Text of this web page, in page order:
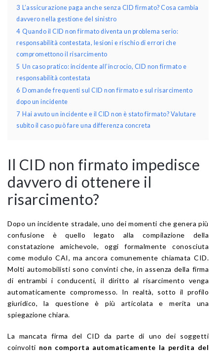
3
L’assicurazione paga anche senza CID firmato? Cosa cambia
davvero nella gestione del sinistro
4 Quando il CID non firmato diventa un problema serio:
responsabilità contestata, lesioni e rischio di errori che
compromettono il risarcimento
5 Un caso pratico: incidente all’incrocio, CID non firmato e
responsabilità contestata
6 Domande frequenti sul CID non firmato e sul risarcimento
dopo un incidente
7 Hai avuto un incidente e il CID non è stato firmato? Valutare
subito il caso può fare una differenza concreta
Il CID non firmato impedisce
davvero di ottenere il
risarcimento?
Dopo un incidente stradale, uno dei momenti che genera più
confusione è quello legato alla compilazione della
constatazione amichevole, oggi formalmente conosciuta
come modulo CAI, ma ancora comunemente chiamata CID.
Molti automobilisti sono convinti che, in assenza della firma
di entrambi i conducenti, il diritto al risarcimento venga
automaticamente compromesso. In realtà, sotto il profilo
giuridico, la questione è più articolata e merita una
spiegazione chiara.
La mancata firma del CID da parte di uno dei soggetti
coinvolti non comporta automaticamente la perdita del